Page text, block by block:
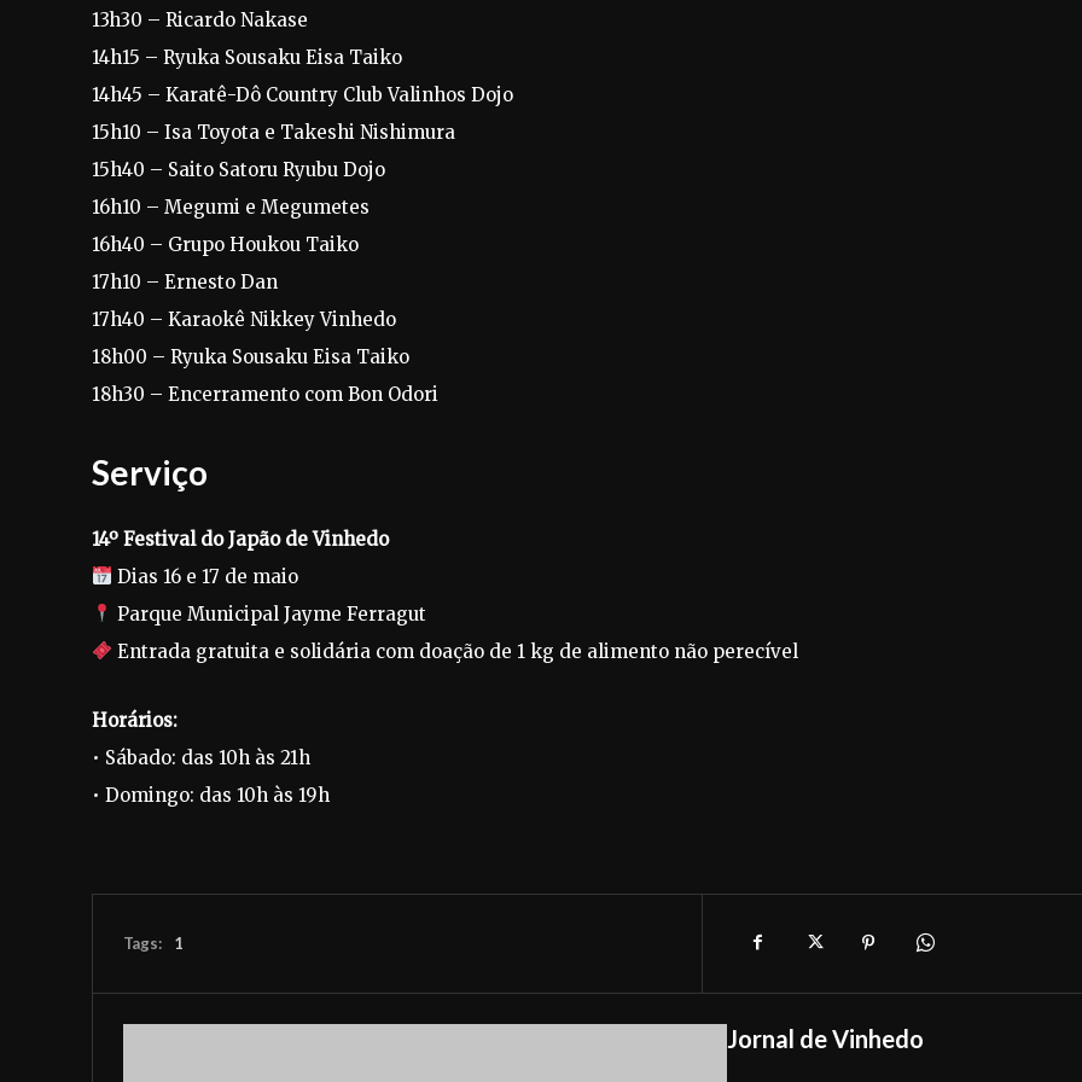
13h30 – Ricardo Nakase
14h15 – Ryuka Sousaku Eisa Taiko
14h45 – Karatê-Dô Country Club Valinhos Dojo
15h10 – Isa Toyota e Takeshi Nishimura
15h40 – Saito Satoru Ryubu Dojo
16h10 – Megumi e Megumetes
16h40 – Grupo Houkou Taiko
17h10 – Ernesto Dan
17h40 – Karaokê Nikkey Vinhedo
18h00 – Ryuka Sousaku Eisa Taiko
18h30 – Encerramento com Bon Odori
Serviço
14º Festival do Japão de Vinhedo
Dias 16 e 17 de maio
Parque Municipal Jayme Ferragut
Entrada gratuita e solidária com doação de 1 kg de alimento não perecível
Horários:
• Sábado: das 10h às 21h
• Domingo: das 10h às 19h
Tags: 1
Jornal de Vinhedo